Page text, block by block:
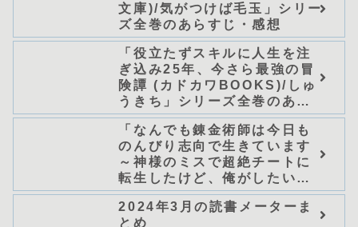
文庫)/気がつけば毛玉」シリー
ズ全巻のあらすじ・感想
「役立たずスキルに人生を注
ぎ込み25年、今さら最強の冒
険譚 (カドカワBOOKS)/しゅ
うきち」シリーズ全巻のあら
すじ・感想
「なんでも錬金術師は今日も
のんびり志向で生きています
～神様のミスで超絶チートに
転生したけど、俺がしたいの
は冒険じゃなくてホワイト商
会の立上げです～（グラスト
2024年3月の読書メーターま
とめ